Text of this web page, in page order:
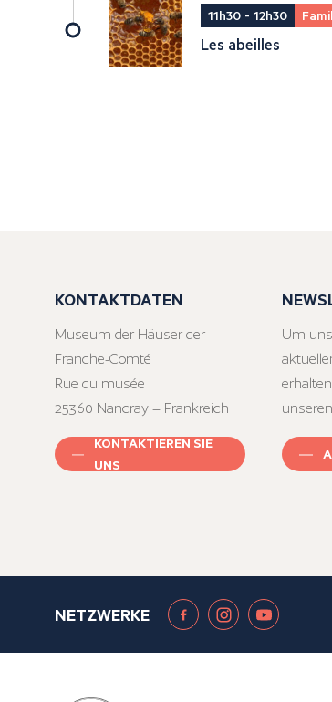
11h30 - 12h30
Les abeilles
KONTAKTDATEN
Museum der Häuser der
Franche-Comté
Rue du musée
25360 Nancray – Frankreich
KONTAKTIEREN SIE
UNS
Um
NETZWERKE